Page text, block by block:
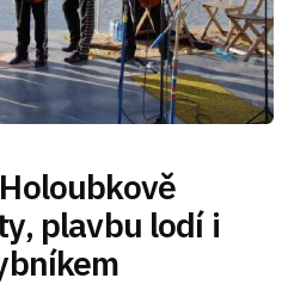
plavbu lodí i